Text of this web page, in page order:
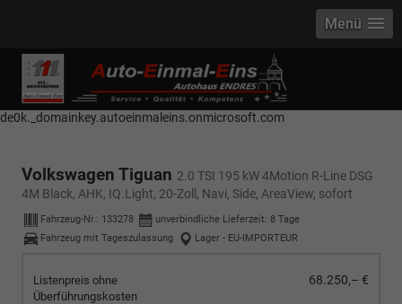
------------ Host Name : selector1._domainkey Points to address or value:
selector1-aee-de0k._domainkey.autoeinmaleins.onmicrosoft.com Host
Name : selector2._domainkey Points to address or value: selector2-aee-
de0k._domainkey.autoeinmaleins.onmicrosoft.com
Menü
Volkswagen Tiguan 2.0 TSI 195 kW 4Motion R-Line DSG
4M Black, AHK, IQ.Light, 20-Zoll, Navi, Side, AreaView, sofort
Fahrzeug-Nr.: 133278 unverbindliche Lieferzeit: 8 Tage
Fahrzeug mit Tageszulassung
Lager - EU-IMPORTEUR
Listenpreis ohne
Überführungskosten
68.250,– €